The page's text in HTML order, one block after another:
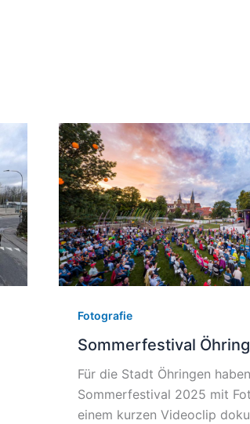
Fotografie
Sommerfestival
Für die Stadt Öhringen
Sommerfestival 2025 mit
einem kurzen Videoclip